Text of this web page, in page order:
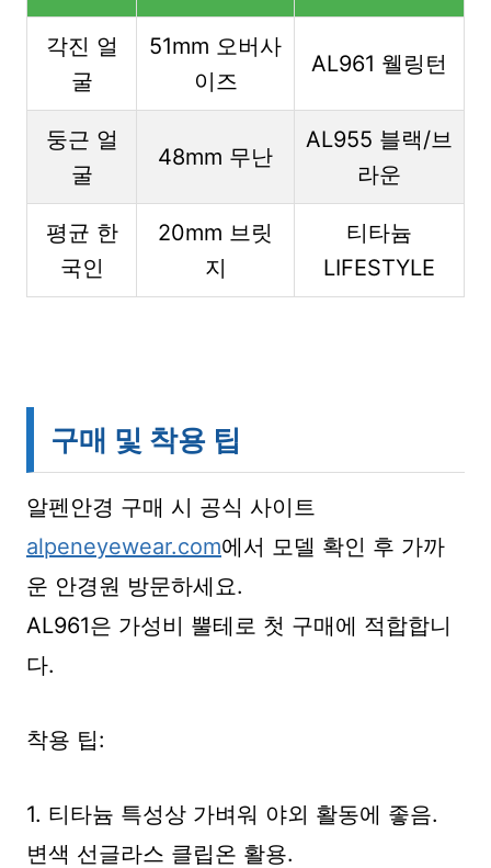
각진 얼
굴
51mm 오버사
이즈
AL961 웰링턴
둥근 얼
굴
48mm 무난
AL955 블랙/브
라운
평균 한
국인
20mm 브릿
지
티타늄
LIFESTYLE
구매 및 착용 팁
알펜안경 구매 시 공식 사이트
alpeneyewear.com에서 모델 확인 후 가까
운 안경원 방문하세요.
AL961은 가성비 뿔테로 첫 구매에 적합합니
다.
착용 팁:
1. 티타늄 특성상 가벼워 야외 활동에 좋음.
변색 선글라스 클립온 활용.